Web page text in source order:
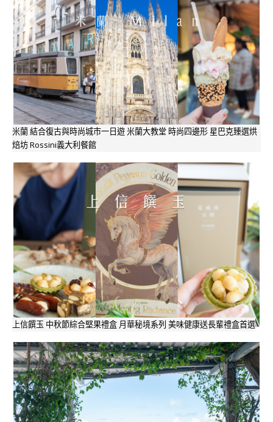
米蘭 結合復古與時尚城市一日遊 米蘭大教堂 時尚四邊形 星巴克臻選烘
焙坊 Rossini義大利餐館
上信饌玉 中秋節綜合堅果禮盒 月華秘境系列 美味健康送長輩禮盒首選